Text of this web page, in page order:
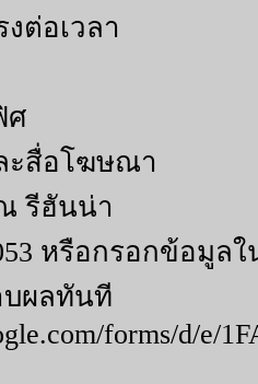
ต่อเวลา
ศ
ะสื่อโฆษณา
รีฮันน่า
หรือกรอกข้อมู
ผลทันที
forms/d/e/